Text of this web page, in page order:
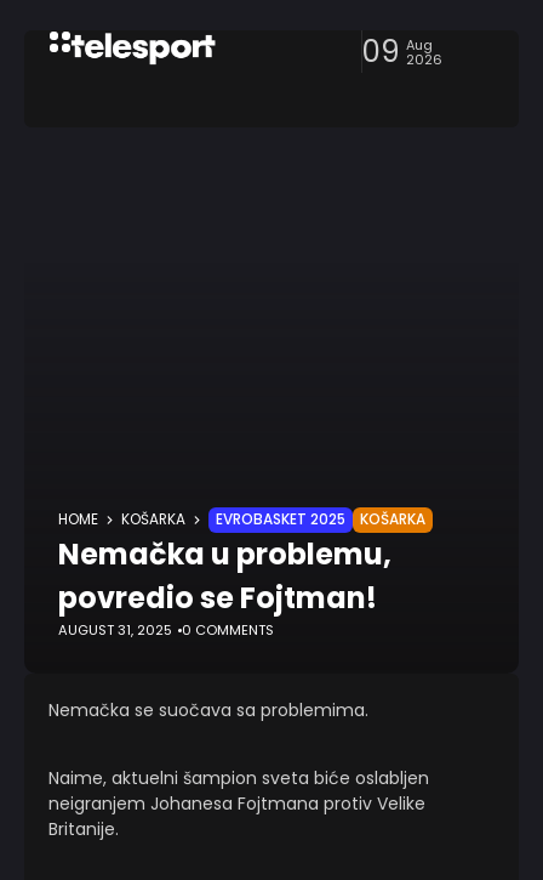
09 Aug
2026
HOME KOŠARKA EVROBASKET 2025 KOŠARKA
Nemačka u problemu,
povredio se Fojtman!
AUGUST 31, 2025 0 COMMENTS
Nemačka se suočava sa problemima.
Naime, aktuelni šampion sveta biće oslabljen
neigranjem Johanesa Fojtmana protiv Velike
Britanije.